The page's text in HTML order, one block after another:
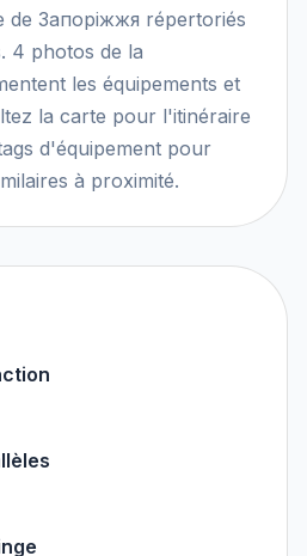
de Запоріжжя répertoriés
4 photos de la
les équipements et
la carte pour l'itinéraire
d'équipement pour
à proximité.